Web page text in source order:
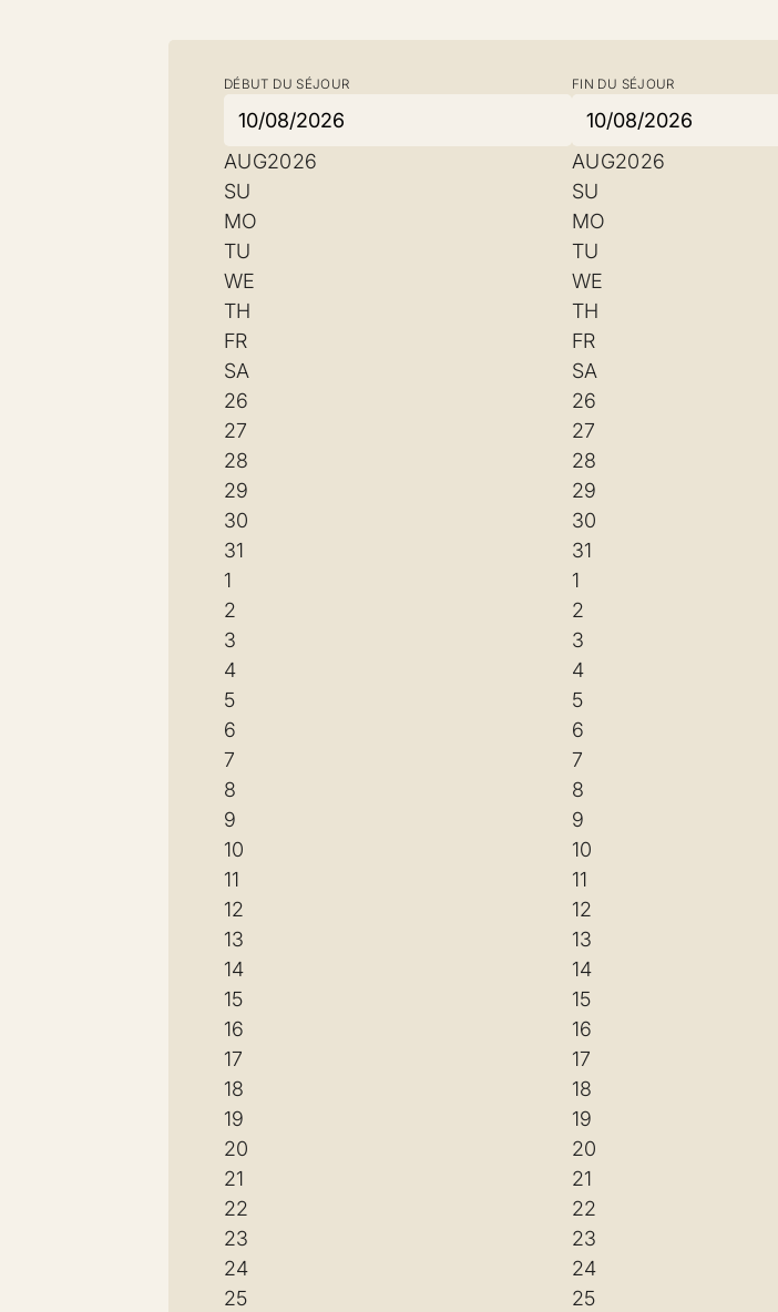
DÉBUT DU SÉJOUR
AUG2026
SU
MO
TU
WE
TH
FR
SA
26
27
28
29
30
31
1
2
3
4
5
6
7
8
9
10
11
12
13
14
15
16
17
18
19
20
21
22
23
24
25
FIN DU SÉJOUR
AUG2026
SU
MO
TU
WE
TH
FR
SA
26
27
28
29
30
31
1
2
3
4
5
6
7
8
9
10
11
12
13
14
15
16
17
18
19
20
21
22
23
24
25